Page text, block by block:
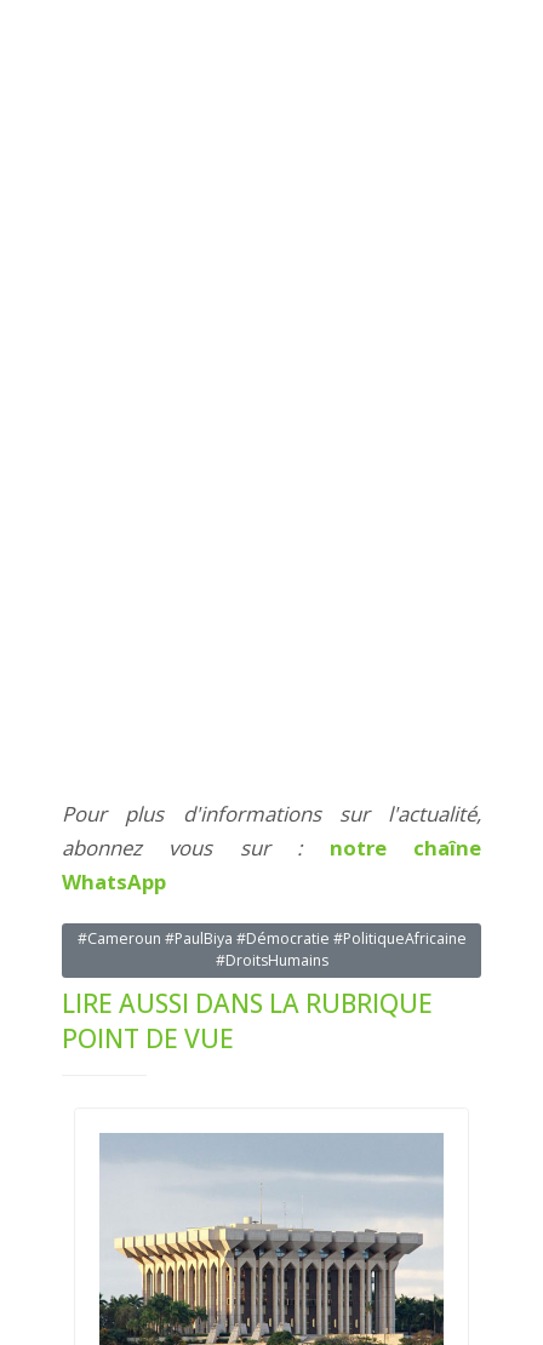
Pour plus d'informations sur l'actualité,
abonnez vous sur : notre chaîne
WhatsApp
#Cameroun #PaulBiya #Démocratie #PolitiqueAfricaine
#DroitsHumains
LIRE AUSSI DANS LA RUBRIQUE
POINT DE VUE